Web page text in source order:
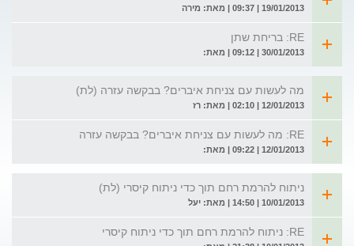
19/01/2013 | 09:37 | מאת: מירה
RE: בריחת שתן
30/01/2013 | 09:12 | מאת:
מה לעשות עם צניחת איברים? בבקשה עזרה (לת)
12/01/2013 | 02:10 | מאת: רז
RE: מה לעשות עם צניחת איברים? בבקשה עזרה
12/01/2013 | 09:22 | מאת:
ניתוח להרמת רחם תוך כדי ניתוח קיסרי (לת)
10/01/2013 | 14:50 | מאת: יעל
RE: ניתוח להרמת רחם תוך כדי ניתוח קיסרי